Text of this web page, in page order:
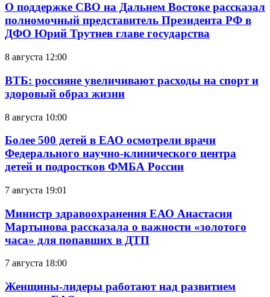
О поддержке СВО на Дальнем Востоке рассказал
полномочный представитель Президента РФ в
ДФО Юрий Трутнев главе государства
8 августа 12:00
ВТБ: россияне увеличивают расходы на спорт и
здоровый образ жизни
8 августа 10:00
Более 500 детей в ЕАО осмотрели врачи
Федерального научно-клинического центра
детей и подростков ФМБА России
7 августа 19:01
Министр здравоохранения ЕАО Анастасия
Мартынова рассказала о важности «золотого
часа» для попавших в ДТП
7 августа 18:00
Женщины-лидеры работают над развитием